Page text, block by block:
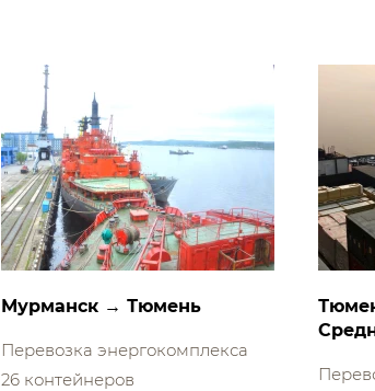
Мурманск → Тюмень
Перевозка энергокомплекса
26 контейнеров